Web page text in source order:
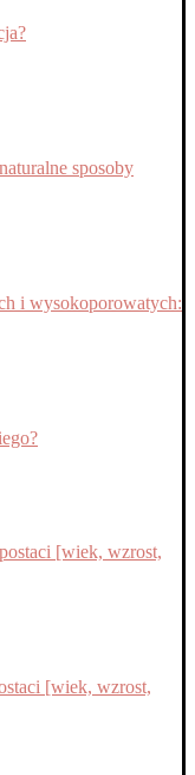
sposoby
i wysokoporowatych:
[wiek, wzrost,
[wiek, wzrost,